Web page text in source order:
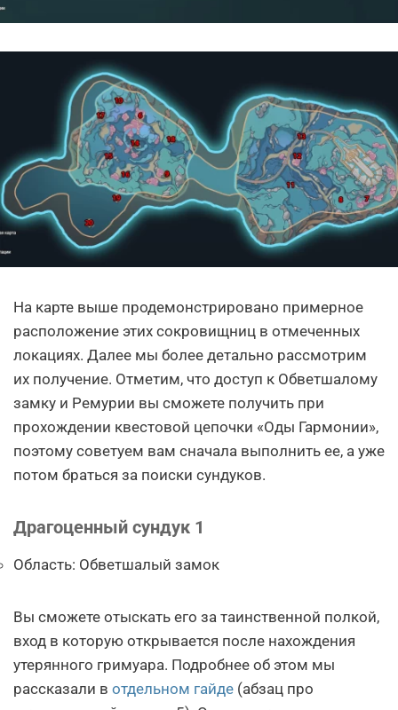
На карте выше продемонстрировано примерное
расположение этих сокровищниц в отмеченных
локациях. Далее мы более детально рассмотрим
их получение. Отметим, что доступ к Обветшалому
замку и Ремурии вы сможете получить при
прохождении квестовой цепочки «Оды Гармонии»,
поэтому советуем вам сначала выполнить ее, а уже
потом браться за поиски сундуков.
Драгоценный сундук 1
Область: Обветшалый замок
Вы сможете отыскать его за таинственной полкой,
вход в которую открывается после нахождения
утерянного гримуара. Подробнее об этом мы
рассказали в отдельном гайде (абзац про